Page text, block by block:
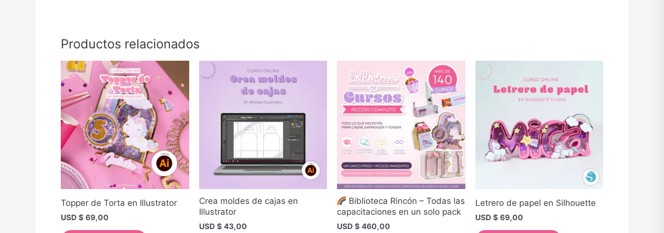
Productos relacionados
Topper de Torta en Illustrator
USD $ 69,00
Crea moldes de cajas en
Illustrator
USD $ 43,00
Biblioteca Rincón – Todas las
capacitaciones en un solo pack
USD $ 460,00
Letrero de papel en Silhouette
USD $ 69,00